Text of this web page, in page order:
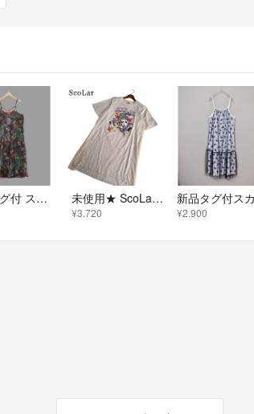
新品タグ付 スカラー 162719：3柄展開 ボイルガーゼシアーワンピ 未使用★ ScoLar スカラー 春夏 ロング グラフィック プリント チュール 切替 ワンピース Sz.M レディース
¥3,720 ¥2,900